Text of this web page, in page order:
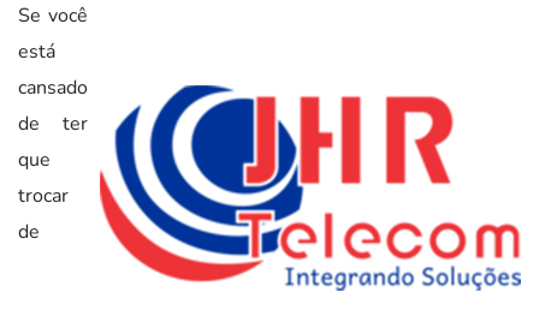
Se você
está
cansado
de ter
que
trocar
de